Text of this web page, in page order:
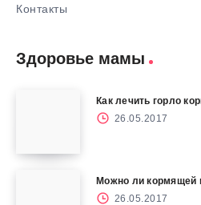
Контакты
Здоровье мамы
Как лечить горло
26.05.2017
Можно ли кормящей
26.05.2017